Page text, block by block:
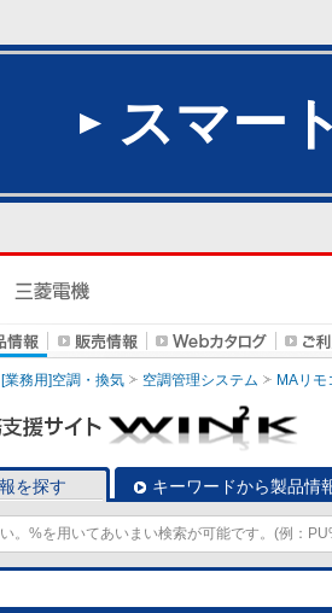
スマー
[業務用]空調・換気 空調管理システム MAリモ
を探す キーワードから製品情